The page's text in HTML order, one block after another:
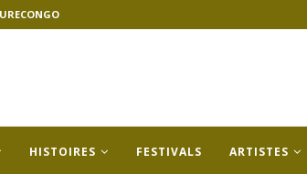
HISTOIRES FESTIVALS ARTISTES